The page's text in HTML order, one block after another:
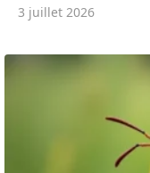
3 juillet 2026